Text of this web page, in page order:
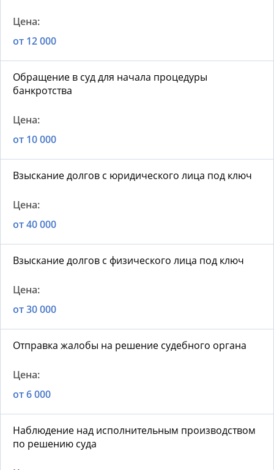
от 12 000
Обращение в суд для начала процедуры
банкротства
от 10 000
Взыскание долгов с юридического лица под ключ
от 40 000
Взыскание долгов с физического лица под ключ
от 30 000
Отправка жалобы на решение судебного органа
от 6 000
Наблюдение над исполнительным производством
по решению суда